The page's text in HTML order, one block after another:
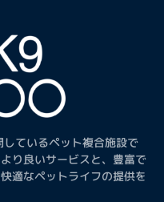
ているペット複合施設で
り良いサービスと、豊富で
適なペットライフの提供を